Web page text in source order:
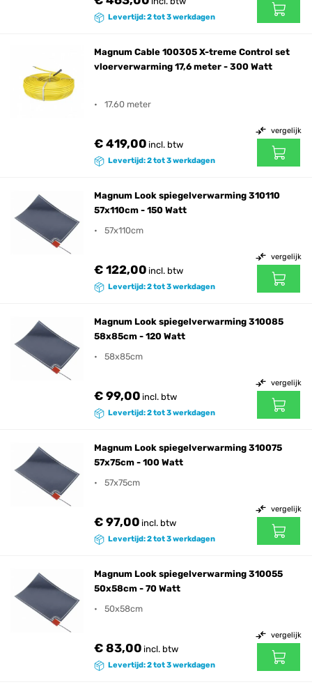
Levertijd: 2 tot 3 werkdagen
Magnum Cable 100305 X-treme Control set
vloerverwarming 17,6 meter - 300 Watt
17.60 meter
€ 419,00 incl. btw
Levertijd: 2 tot 3 werkdagen
vergelijk
Magnum Look spiegelverwarming 310110
57x110cm - 150 Watt
57x110cm
€ 122,00 incl. btw
Levertijd: 2 tot 3 werkdagen
vergelijk
Magnum Look spiegelverwarming 310085
58x85cm - 120 Watt
58x85cm
€ 99,00 incl. btw
Levertijd: 2 tot 3 werkdagen
vergelijk
Magnum Look spiegelverwarming 310075
57x75cm - 100 Watt
57x75cm
€ 97,00 incl. btw
Levertijd: 2 tot 3 werkdagen
vergelijk
Magnum Look spiegelverwarming 310055
50x58cm - 70 Watt
50x58cm
€ 83,00 incl. btw
Levertijd: 2 tot 3 werkdagen
vergelijk